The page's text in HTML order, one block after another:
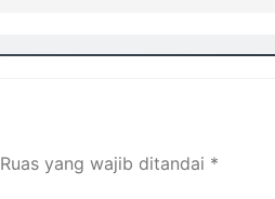
Ruas yang wajib ditandai *